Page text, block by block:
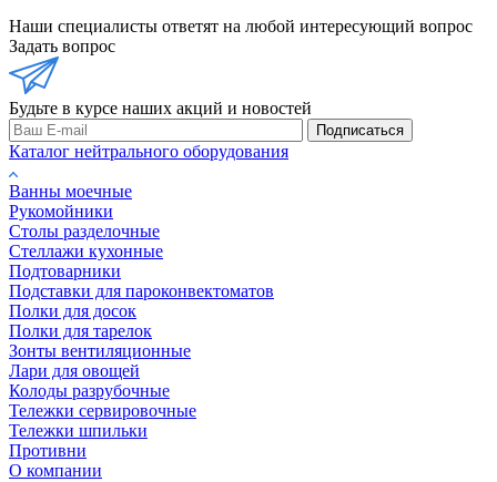
Наши специалисты ответят на любой интересующий вопрос
Задать вопрос
Будьте в курсе наших акций и новостей
Подписаться
Каталог нейтрального оборудования
Ванны моечные
Рукомойники
Столы разделочные
Стеллажи кухонные
Подтоварники
Подставки для пароконвектоматов
Полки для досок
Полки для тарелок
Зонты вентиляционные
Лари для овощей
Колоды разрубочные
Тележки сервировочные
Тележки шпильки
Противни
О компании